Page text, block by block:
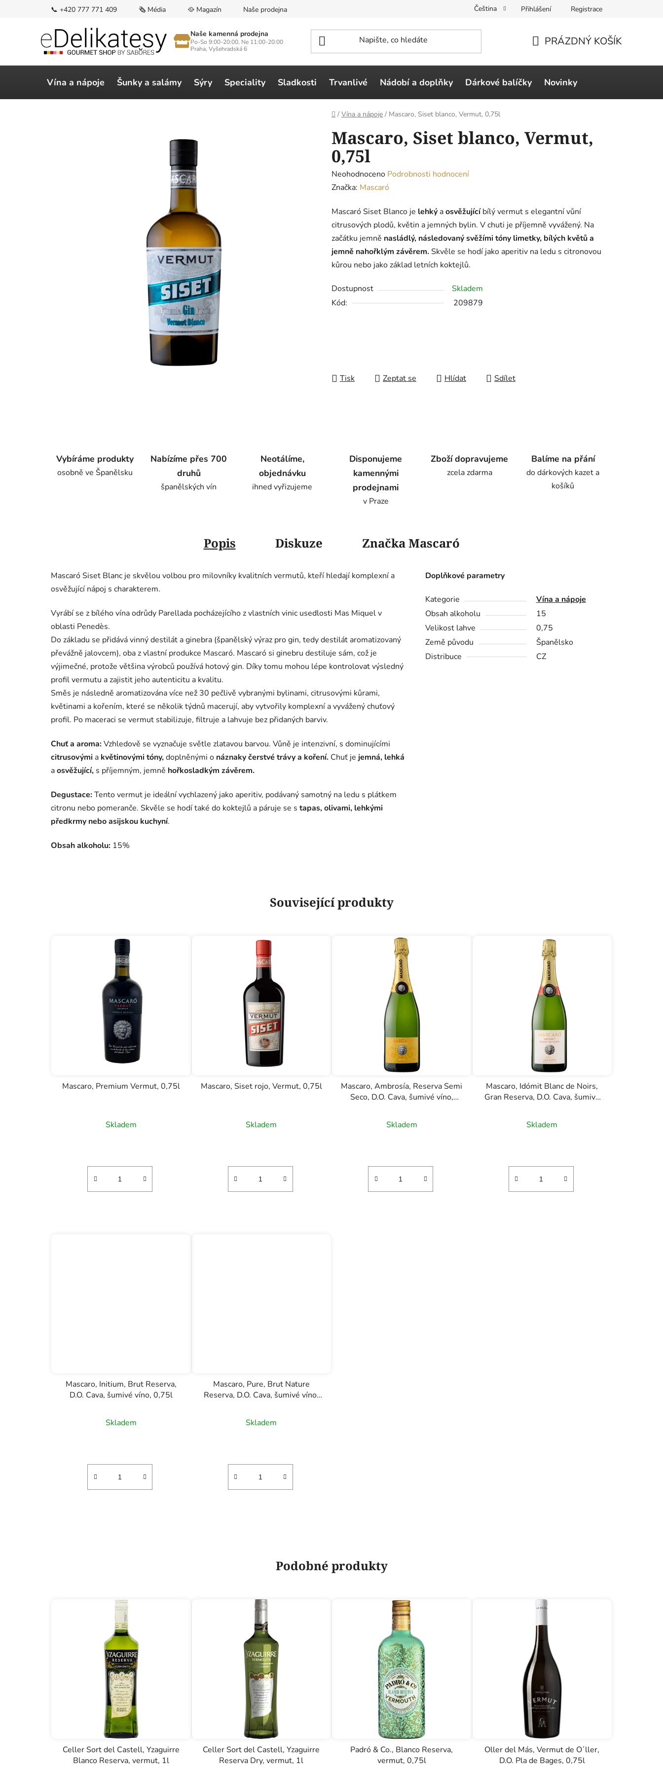
📞 +420 777 771 409 🗞️ Média 🥘 Magazín Naše prodejna Čeština Přihlášení Registrace
Naše kamenná prodejna
Po-So 9:00-20:00, Ne 11:00-20:00
Praha, Vyšehradská 6
KOŠÍK
PRÁZDNÝ KOŠÍK
Vína a nápoje Šunky a salámy Sýry Speciality Sladkosti Trvanlivé Nádobí a doplňky Dárkové balíčky Novinky
Domů
/ Vína a nápoje / Mascaro, Siset blanco, Vermut, 0,75l
Mascaro, Siset blanco, Vermut,
0,75l
Průměrné
hodnocení
je
0,0
z
5
hvězdiček.
Neohodnoceno Podrobnosti hodnocení
Značka: Mascaró
Mascaró Siset Blanco je lehký aosvěžujícíbílý vermut s elegantní vůní
citrusových plodů, květin a jemných bylin. V chuti je příjemně vyvážený. Na
začátku jemně nasládlý, následovaný svěžími tóny limetky, bílých květů a
jemně nahořklým závěrem. Skvěle se hodí jako aperitiv na ledu s citronovou
kůrou nebo jako základ letních koktejlů.
Dostupnost
Skladem
Kód:
209879
Tisk Zeptat se Hlídat Sdílet
Vybíráme produkty
osobně ve Španělsku
Nabízíme přes 700
druhů
španělských vín
Neotálíme,
objednávku
ihned vyřizujeme
Disponujeme
kamennými
prodejnami
v Praze
Zboží dopravujeme
zcela zdarma
Balíme na přání
do dárkových kazet a
košíků
Popis Diskuze ZnačkaMascaró
Mascaró Siset Blanc je skvělou volbou pro milovníky kvalitních vermutů, kteří hledají komplexní a
osvěžující nápoj s charakterem.
Vyrábí se z bílého vína odrůdy Parellada pocházejícího z vlastních vinic usedlosti Mas Miquel v
oblasti Penedès.
Do základu se přidává vinný destilát a ginebra (španělský výraz pro gin, tedy destilát aromatizovaný
převážně jalovcem), oba z vlastní produkce Mascaró. Mascaró si ginebru destiluje sám, což je
výjimečné, protože většina výrobců používá hotový gin. Díky tomu mohou lépe kontrolovat výsledný
profil vermutu a zajistit jeho autenticitu a kvalitu.
Směs je následně aromatizována více než 30 pečlivě vybranými bylinami, citrusovými kůrami,
květinami a kořením, které se několik týdnů macerují, aby vytvořily komplexní a vyvážený chuťový
profil. Po maceraci se vermut stabilizuje, filtruje a lahvuje bez přidaných barviv.
Chuť a aroma:Vzhledově se vyznačuje světle zlatavou barvou. Vůně je intenzivní, s dominujícími
citrusovými a květinovými tóny,doplněnými o náznaky čerstvé trávy a koření. Chuť je jemná, lehká
aosvěžující, s příjemným, jemně hořkosladkým závěrem.
Degustace:Tento vermut je ideální vychlazený jako aperitiv, podávaný samotný na ledu s plátkem
citronu nebo pomeranče. Skvěle se hodí také do koktejlů a páruje se s tapas, olivami, lehkými
předkrmy nebo asijskou kuchyní.
Obsah alkoholu: 15%​
Doplňkové parametry
Kategorie
Vína a nápoje
Obsah alkoholu
15
Velikost lahve
0,75
Země původu
Španělsko
Distribuce
CZ
Související produkty
Mascaro, Premium Vermut, 0,75l
Skladem
Mascaro, Siset rojo, Vermut, 0,75l
Skladem
Mascaro, Ambrosía, Reserva Semi
Seco, D.O. Cava, šumivé víno,
Skladem
Mascaro, Idómit Blanc de Noirs,
Gran Reserva, D.O. Cava, šumivé
Skladem
Mascaro, Initium, Brut Reserva,
D.O. Cava, šumivé víno, 0,75l
Skladem
Mascaro, Pure, Brut Nature
Reserva, D.O. Cava, šumivé víno,
Skladem
Podobné produkty
Celler Sort del Castell, Yzaguirre
Blanco Reserva, vermut, 1l
Celler Sort del Castell, Yzaguirre
Reserva Dry, vermut, 1l
Padró & Co., Blanco Reserva,
vermut, 0,75l
Oller del Más, Vermut de O´ller,
D.O. Pla de Bages, 0,75l